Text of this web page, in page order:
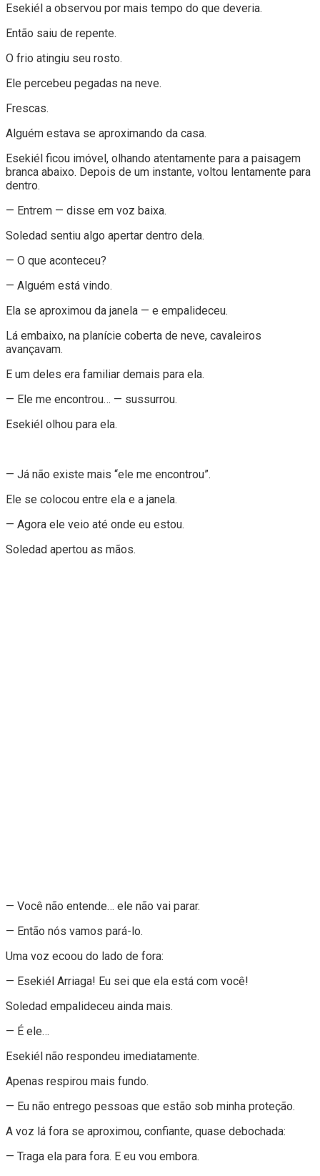
Esekiél a observou por mais tempo do que deveria.
Então saiu de repente.
O frio atingiu seu rosto.
Ele percebeu pegadas na neve.
Frescas.
Alguém estava se aproximando da casa.
Esekiél ficou imóvel, olhando atentamente para a paisagem
branca abaixo. Depois de um instante, voltou lentamente para
dentro.
— Entrem — disse em voz baixa.
Soledad sentiu algo apertar dentro dela.
— O que aconteceu?
— Alguém está vindo.
Ela se aproximou da janela — e empalideceu.
Lá embaixo, na planície coberta de neve, cavaleiros
avançavam.
E um deles era familiar demais para ela.
— Ele me encontrou… — sussurrou.
Esekiél olhou para ela.
— Já não existe mais “ele me encontrou”.
Ele se colocou entre ela e a janela.
— Agora ele veio até onde eu estou.
Soledad apertou as mãos.
— Você não entende… ele não vai parar.
— Então nós vamos pará-lo.
Uma voz ecoou do lado de fora:
— Esekiél Arriaga! Eu sei que ela está com você!
Soledad empalideceu ainda mais.
— É ele…
Esekiél não respondeu imediatamente.
Apenas respirou mais fundo.
— Eu não entrego pessoas que estão sob minha proteção.
A voz lá fora se aproximou, confiante, quase debochada:
— Traga ela para fora. E eu vou embora.